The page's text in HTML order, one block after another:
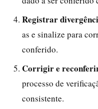
Registrar
as e sinalize para
conferido.
Corrigir e
processo de
consistente.